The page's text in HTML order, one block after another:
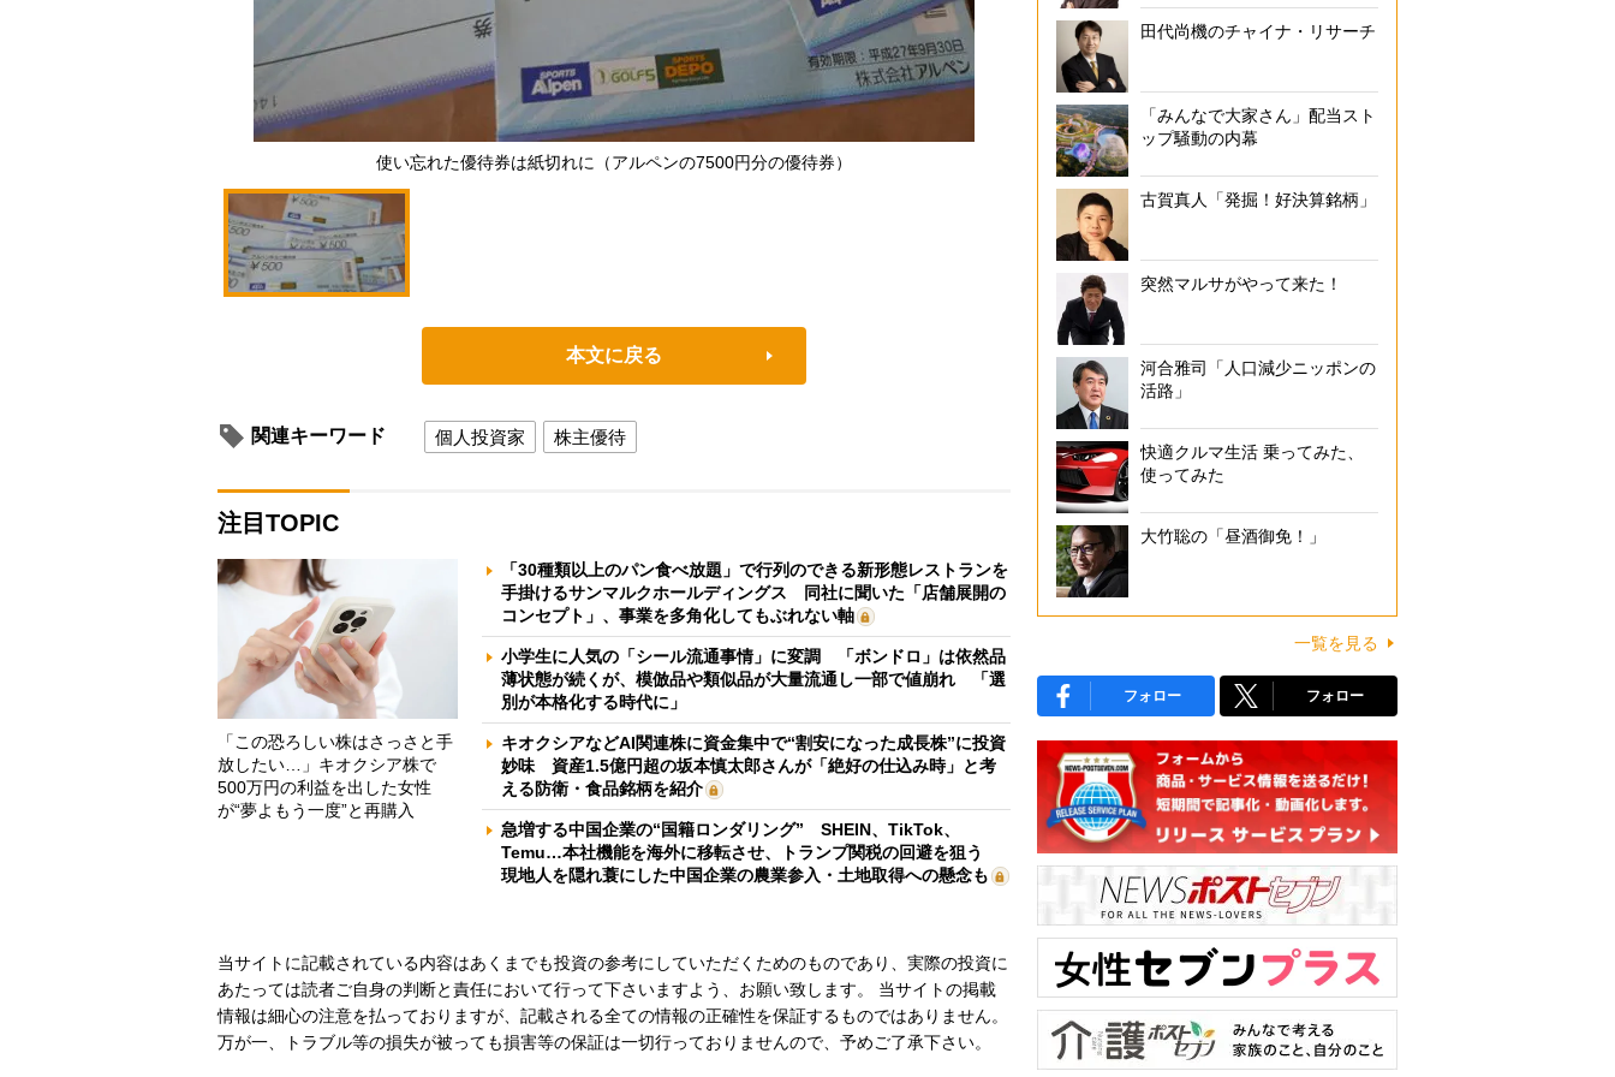
使い忘れた優待券は紙切れに（アルペンの7500円分の優待券）
本文に戻る
関連キーワード 個人投資家 株主優待
注目TOPIC
「この恐ろしい株はさっさと手
放したい…」キオクシア株で
500万円の利益を出した女性
が“夢よもう一度”と再購入
「30種類以上のパン食べ放題」で行列のできる新形態レストランを
手掛けるサンマルクホールディングス 同社に聞いた「店舗展開の
コンセプト」、事業を多角化してもぶれない軸
小学生に人気の「シール流通事情」に変調 「ボンドロ」は依然品
薄状態が続くが、模倣品や類似品が大量流通し一部で値崩れ 「選
別が本格化する時代に」
キオクシアなどAI関連株に資金集中で“割安になった成長株”に投資
妙味 資産1.5億円超の坂本慎太郎さんが「絶好の仕込み時」と考
える防衛・食品銘柄を紹介
急増する中国企業の“国籍ロンダリング” SHEIN、TikTok、
Temu…本社機能を海外に移転させ、トランプ関税の回避を狙う
現地人を隠れ蓑にした中国企業の農業参入・土地取得への懸念も
当サイトに記載されている内容はあくまでも投資の参考にしていただくためのものであり、実際の投資に
あたっては読者ご自身の判断と責任において行って下さいますよう、お願い致します。 当サイトの掲載
情報は細心の注意を払っておりますが、記載される全ての情報の正確性を保証するものではありません。
万が一、トラブル等の損失が被っても損害等の保証は一切行っておりませんので、予めご了承下さい。
田代尚機のチャイナ・リサーチ
「みんなで大家さん」配当スト
ップ騒動の内幕
古賀真人「発掘！好決算銘柄」
突然マルサがやって来た！
河合雅司「人口減少ニッポンの
活路」
快適クルマ生活 乗ってみた、
使ってみた
大竹聡の「昼酒御免！」
一覧を見る
フォロー フォロー